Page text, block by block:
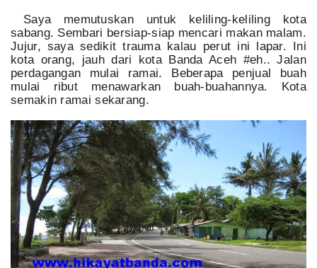
Saya memutuskan untuk keliling-keliling kota
sabang. Sembari bersiap-siap mencari makan malam.
Jujur, saya sedikit trauma kalau perut ini lapar. Ini
kota orang, jauh dari kota Banda Aceh #eh.. Jalan
perdagangan mulai ramai. Beberapa penjual buah
mulai ribut menawarkan buah-buahannya. Kota
semakin ramai sekarang.